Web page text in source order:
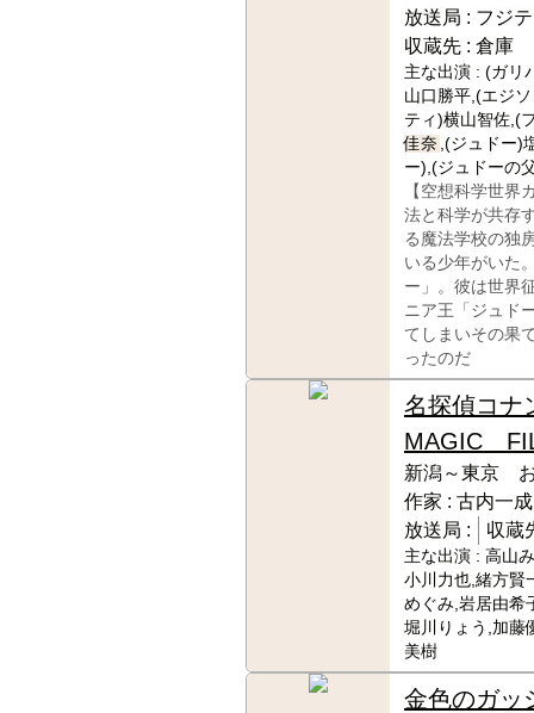
放送局 : フジ
収蔵先 : 倉庫
主な出演 : (ガリ
山口勝平,(エジ
ティ)横山智佐,(
佳奈 ,(ジュドー)
ー),(ジュドーの
【空想科学世界
法と科学が共存
る魔法学校の独
いる少年がいた
ー」。彼は世界
ニア王「ジュド
てしまいその果
ったのだ
名探偵コナ
MAGIC
新潟～東京
作家 : 古内一成
放送局 :
収蔵
主な出演 : 高山
小川力也,緒方賢
めぐみ,岩居由希
堀川りょう,加藤
美樹
金色のガッ